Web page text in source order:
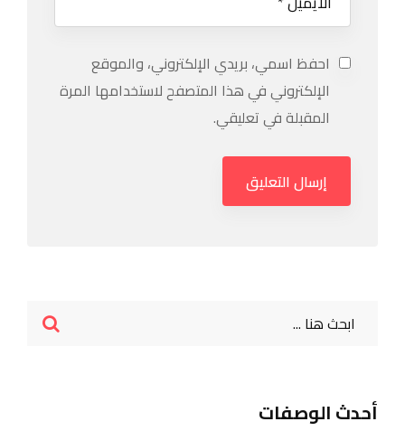
احفظ اسمي، بريدي الإلكتروني، والموقع
الإلكتروني في هذا المتصفح لاستخدامها المرة
المقبلة في تعليقي.
أحدث الوصفات